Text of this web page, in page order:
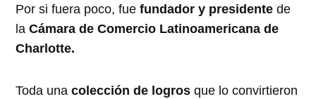
Por si fuera poco, fuefundador y presidente de
laCámara de Comercio Latinoamericana de
Charlotte.
Toda una colección de logros que lo convirtieron